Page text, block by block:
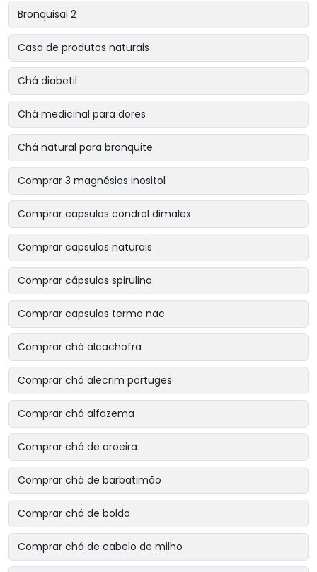
Bronquisai 2
Casa de produtos naturais
Chá diabetil
Chá medicinal para dores
Chá natural para bronquite
Comprar 3 magnésios inositol
Comprar capsulas condrol dimalex
Comprar capsulas naturais
Comprar cápsulas spirulina
Comprar capsulas termo nac
Comprar chá alcachofra
Comprar chá alecrim portuges
Comprar chá alfazema
Comprar chá de aroeira
Comprar chá de barbatimão
Comprar chá de boldo
Comprar chá de cabelo de milho